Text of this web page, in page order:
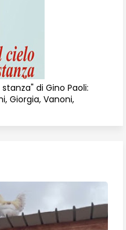
di Gino Paoli:
Giorgia, Vanoni,